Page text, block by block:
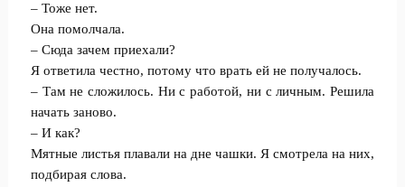
– Тоже нет.
Она помолчала.
– Сюда зачем приехали?
Я ответила честно, потому что врать ей не получалось.
– Там не сложилось. Ни с работой, ни с личным. Решила
начать заново.
– И как?
Мятные листья плавали на дне чашки. Я смотрела на них,
подбирая слова.